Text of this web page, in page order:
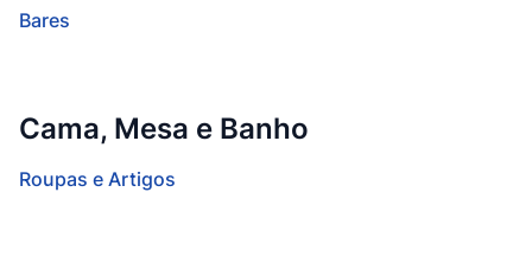
Bares
Cama, Mesa e Banho
Roupas e Artigos